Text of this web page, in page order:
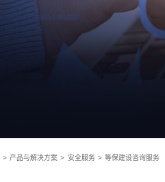
> 产品与解决方案 > 安全服务 > 等保建设咨询服务